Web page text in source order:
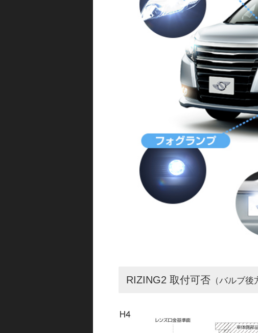
RIZING2 取付可否 （バルブ後